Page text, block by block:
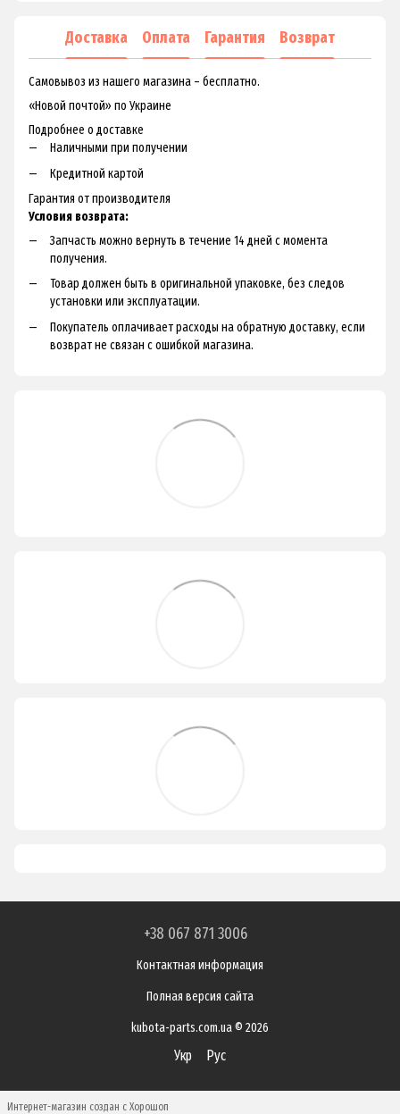
Доставка Оплата Гарантия Возврат
Самовывоз из нашего магазина – бесплатно.
«Новой почтой» по Украине
Подробнее о доставке
Наличными при получении
Кредитной картой
Гарантия от производителя
Условия возврата:
Запчасть можно вернуть в течение 14 дней с момента
получения.
Товар должен быть в оригинальной упаковке, без следов
установки или эксплуатации.
Покупатель оплачивает расходы на обратную доставку, если
возврат не связан с ошибкой магазина.
+38 067 871 3006
Контактная информация
Полная версия сайта
kubota-parts.com.ua © 2026
Укр Рус
Интернет-магазин создан с Хорошоп